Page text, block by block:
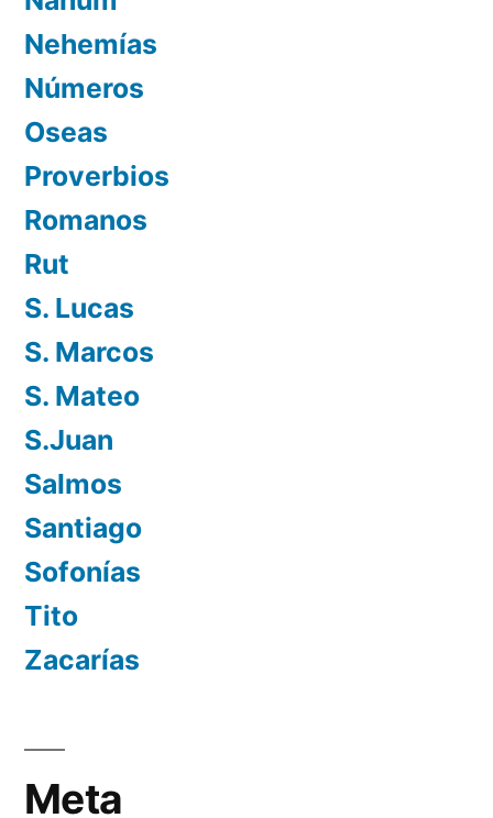
Nehemías
Números
Oseas
Proverbios
Romanos
Rut
S. Lucas
S. Marcos
S. Mateo
S.Juan
Salmos
Santiago
Sofonías
Tito
Zacarías
Meta